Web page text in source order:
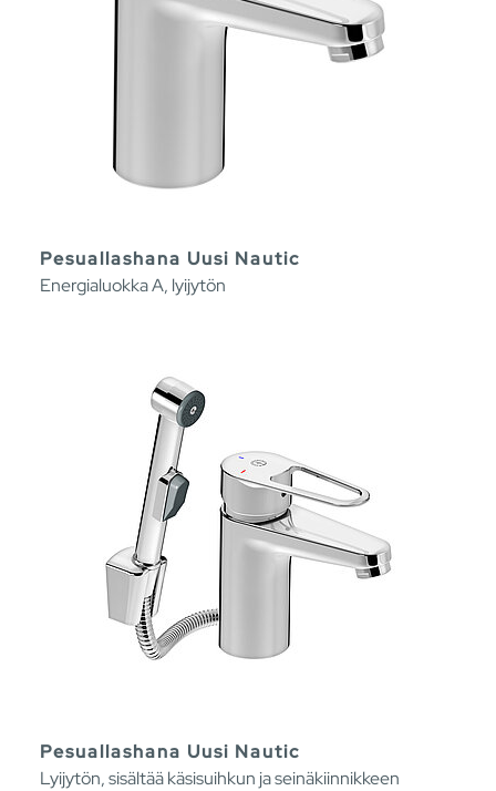
Pesuallashana Uusi Nautic
Energialuokka A, lyijytön
Pesuallashana Uusi Nautic
Lyijytön, sisältää käsisuihkun ja seinäkiinnikkeen